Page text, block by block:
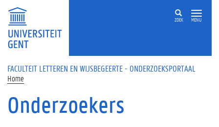
Overslaan en naar de inhoud gaan
ZOEK MENU
FACULTEIT LETTEREN EN WIJSBEGEERTE - ONDERZOEKSPORTAAL
Home
Onderzoekers